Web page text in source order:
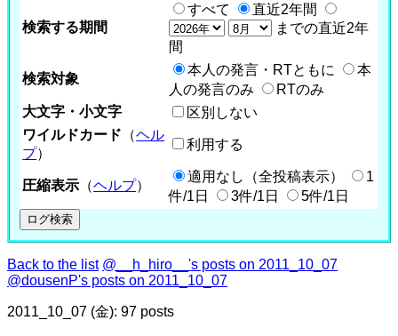
検索する期間
すべて
直近2年間
までの直近2年
間
検索対象
本人の発言・RTともに
本
人の発言のみ
RTのみ
大文字・小文字
区別しない
ワイルドカード （ヘル
プ）
利用する
圧縮表示 （ヘルプ）
適用なし（全投稿表示）
1
件/1日
3件/1日 5件/1日
Back to the list @__h_hiro__'s posts on 2011_10_07
@dousenP's posts on 2011_10_07
2011_10_07 (金): 97 posts